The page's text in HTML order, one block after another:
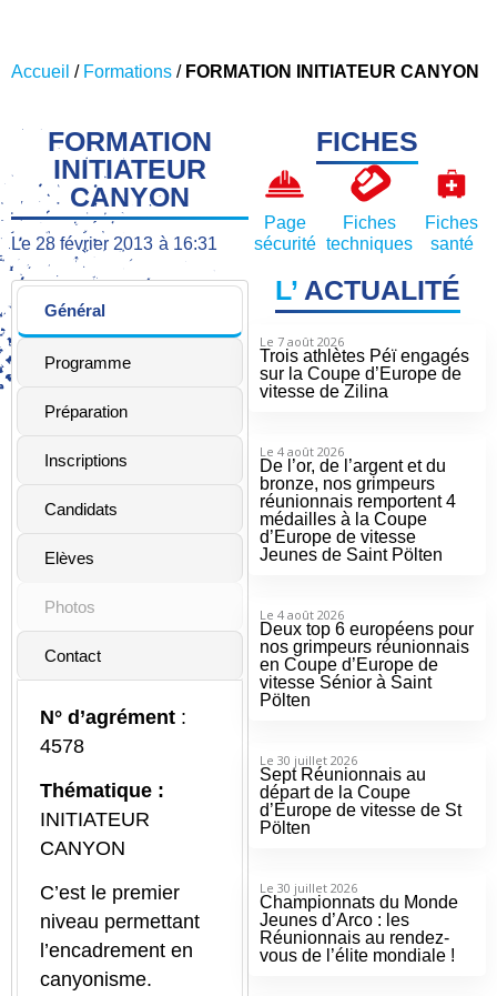
Accueil / Formations / FORMATION INITIATEUR CANYON
FORMATION
INITIATEUR
CANYON
Le 28 février 2013 à 16:31
Général
Programme
Préparation
Inscriptions
Candidats
Elèves
Photos
Contact
N° d’agrément:
4578
Thématique :
INITIATEUR
CANYON
C’est le premier
niveau permettant
l’encadrement en
canyonisme.
FICHES
Page
sécurité
Fiches
techniques
Fiches
santé
L’ACTUALITÉ
Le 7 août 2026
Trois athlètes Péï engagés
sur la Coupe d’Europe de
vitesse de Zilina
Le 4 août 2026
De l’or, de l’argent et du
bronze, nos grimpeurs
réunionnais remportent 4
médailles à la Coupe
d’Europe de vitesse
Jeunes de Saint Pölten
Le 4 août 2026
Deux top 6 européens pour
nos grimpeurs réunionnais
en Coupe d’Europe de
vitesse Sénior à Saint
Pölten
Le 30 juillet 2026
Sept Réunionnais au
départ de la Coupe
d’Europe de vitesse de St
Pölten
Le 30 juillet 2026
Championnats du Monde
Jeunes d’Arco : les
Réunionnais au rendez-
vous de l’élite mondiale !